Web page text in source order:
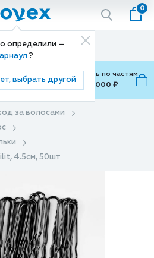
определили —
?
выбрать другой
0
Способ доставки
Доставка
Можно оплатить по частям
от 700 ₽ до 15,000 ₽
за волосами
4.5см, 50шт